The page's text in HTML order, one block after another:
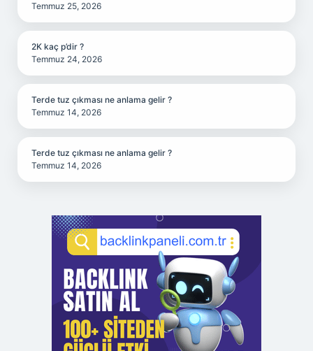
Temmuz 25, 2026
2K kaç p’dir ?
Temmuz 24, 2026
Terde tuz çıkması ne anlama gelir ?
Temmuz 14, 2026
Terde tuz çıkması ne anlama gelir ?
Temmuz 14, 2026